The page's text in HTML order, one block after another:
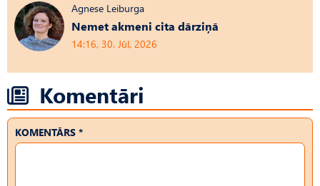
Agnese Leiburga
Nemet akmeni cita dārziņā
14:16, 30. Jūl, 2026
Komentāri
KOMENTĀRS *